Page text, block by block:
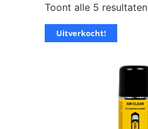
Toont alle 5 resultaten
Uitverkocht!